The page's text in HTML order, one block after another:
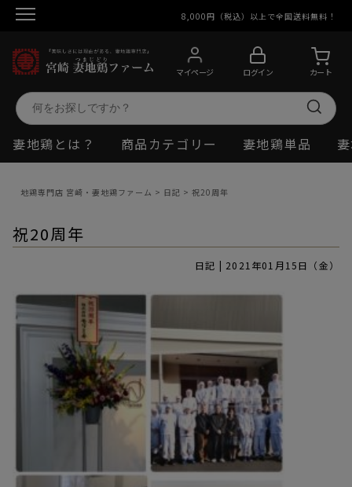
8,000円（税込）以上で全国送料無料！
マイページ ログイン カート
妻地鶏とは？ 商品カテゴリー 妻地鶏単品
地鶏専門店 宮崎・妻地鶏ファーム > 日記 > 祝20周年
祝20周年
日記 | 2021年01月15日（金）